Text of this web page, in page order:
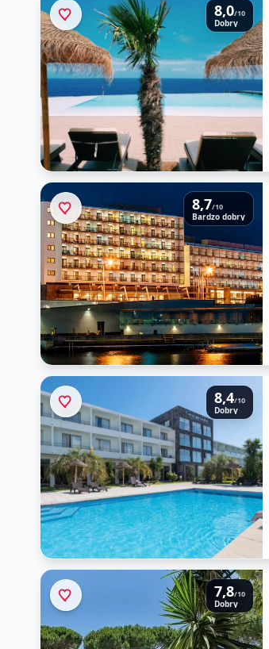
8,0/10
Dobry
8,7/10
Bardzo dobry
8,4/10
Dobry
7,8/10
Dobry